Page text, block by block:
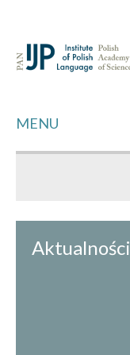
MENU
Aktualności